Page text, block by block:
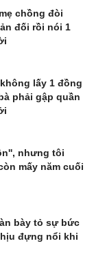
chồng đòi
đối rồi nói 1
lấy 1 đồng
phải gập quần
nhưng tôi
mấy năm cuối
bày tỏ sự bức
đựng nổi khi